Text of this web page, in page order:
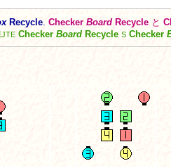
Recycle Checker BoardRecycle と
Checker Board Recycle S Checker